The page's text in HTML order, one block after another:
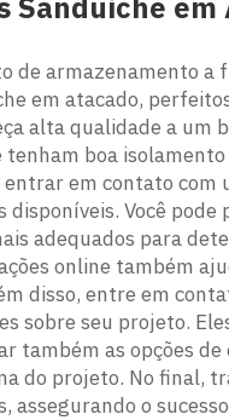
de armazenamento
em atacado,
alta qualidade a um
boa isolamento
em contato com
disponíveis. Você
adequados para
online também
disso, entre em
sobre seu projeto.
também as opções
do projeto. No final,
assegurando o